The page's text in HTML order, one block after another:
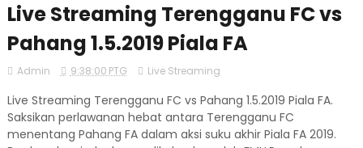
Live Streaming Terengganu FC vs
Pahang 1.5.2019 Piala FA
Admin 9:38:00 PTG Live Streaming
Live Streaming Terengganu FC vs Pahang 1.5.2019 Piala FA.
Saksikan perlawanan hebat antara Terengganu FC
menentang Pahang FA dalam aksi suku akhir Piala FA 2019.